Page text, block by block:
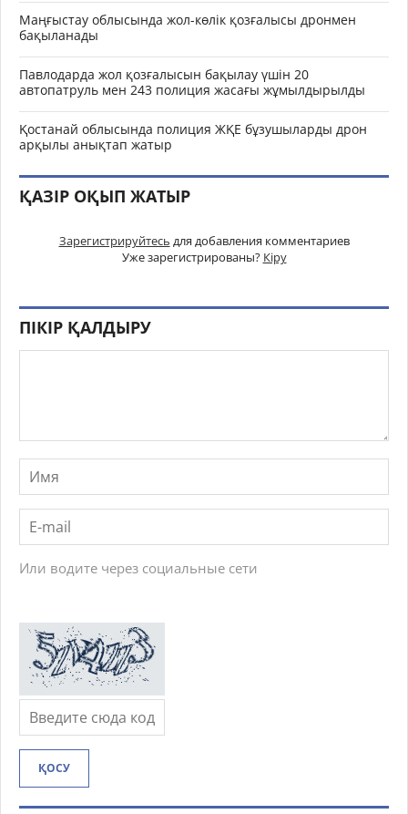
Маңғыстау облысында жол-көлік қозғалысы дронмен
бақыланады
Павлодарда жол қозғалысын бақылау үшін 20
автопатруль мен 243 полиция жасағы жұмылдырылды
Қостанай облысында полиция ЖҚЕ бұзушыларды дрон
арқылы анықтап жатыр
ҚАЗІР ОҚЫП ЖАТЫР
Зарегистрируйтесь для добавления комментариев
Уже зарегистрированы? Кіру
ПІКІР ҚАЛДЫРУ
Или водите через социальные сети
ҚОСУ